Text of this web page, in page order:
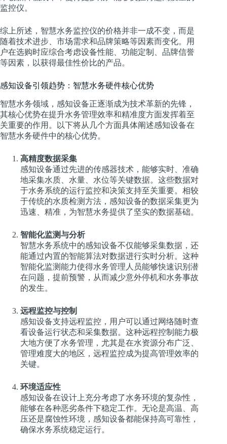
监控仪。
综上所述，智慧水务监控仪的价格并非一成不变，而是
随着技术进步、市场需求和品牌策略等因素而变化。用
户在选购时应综合考虑设备性能、功能定制、品牌信誉
等因素，以获得最佳性价比的产品。
感知设备引领趋势：智慧水务硬件核心优势
智慧水务领域，感知设备正逐渐成为技术革新的先锋，
其核心优势在提升水务管理效率和精准度方面发挥着至
关重要的作用。以下将从几个方面具体阐述感知设备在
智慧水务硬件中的核心优势。
高精度数据采集
感知设备通过先进的传感器技术，能够实时、准确
地采集水质、水量、水位等关键数据。这些数据对
于水务系统的运行监控和决策支持至关重要。相较
于传统的水质检测方法，感知设备的数据采集更为
迅速、精准，为智慧水务提供了坚实的数据基础。
智能化监测与分析
智慧水务系统中的感知设备不仅能够采集数据，还
能通过内置的智能算法对数据进行实时分析。这种
智能化监测能力使得水务管理人员能够快速识别潜
在问题，提前预警，从而减少意外停机和水务事故
的发生。
远程监控与控制
感知设备支持远程监控，用户可以通过网络随时查
看设备运行状态和采集数据。这种远程控制能力极
大地方便了水务管理，尤其是在水资源分布广泛、
管理难度大的地区，远程监控成为提高管理效率的
关键。
环境适应性
感知设备在设计上充分考虑了水务环境的复杂性，
能够在各种恶劣条件下稳定工作。无论是高温、高
压还是腐蚀性环境，感知设备都能保持高可靠性，
确保水务系统稳定运行。